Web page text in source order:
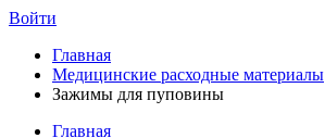
Войти
Главная
Медицинские расходные материалы
Зажимы для пуповины
Главная